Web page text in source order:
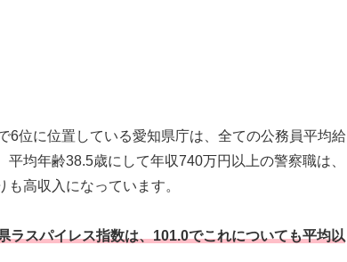
6位に位置している愛知県庁は、全ての公務員平均給
均年齢38.5歳にして年収740万円以上の警察職は、
高収入になっています。
ラスパイレス指数は、101.0でこれについても平均以